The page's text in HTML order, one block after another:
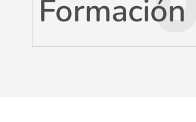
Formación